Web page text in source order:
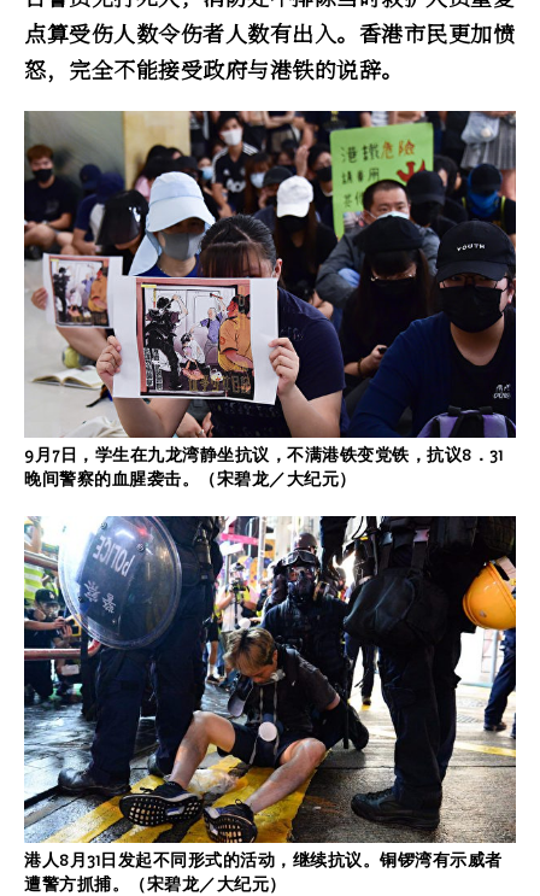
点算受伤人数令伤者人数有出入。香港市民更加愤
怒，完全不能接受政府与港铁的说辞。
9月7日，学生在九龙湾静坐抗议，不满港铁变党铁，抗议8．31
晚间警察的血腥袭击。（宋碧龙／大纪元）
港人8月31日发起不同形式的活动，继续抗议。铜锣湾有示威者
遭警方抓捕。（宋碧龙／大纪元）